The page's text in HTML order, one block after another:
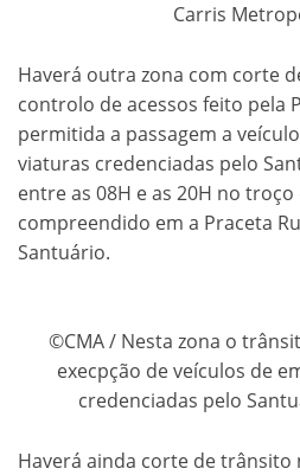
Carris
Haverá outra zona com corte
controlo de acessos feito pela
permitida a passagem a
viaturas credenciadas pelo
entre as 08H e as 20H no
compreendido em a Praceta
Santuário.
©CMA / Nesta zona o
execpção de veículos de
credenciadas pelo
Haverá ainda corte de trânsito